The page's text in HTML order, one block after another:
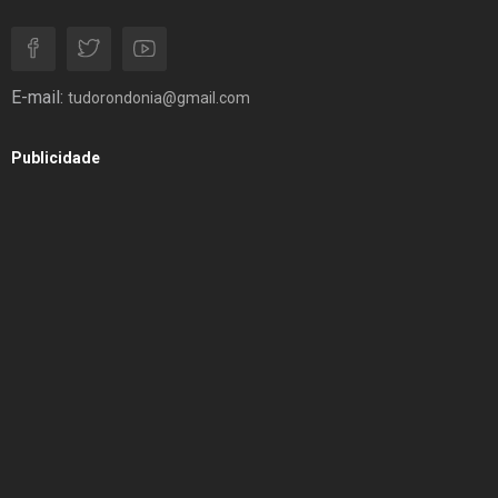
E-mail: tudorondonia@gmail.com
Publicidade